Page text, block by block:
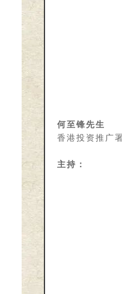
何至锋先生
香港投资推广
主持：